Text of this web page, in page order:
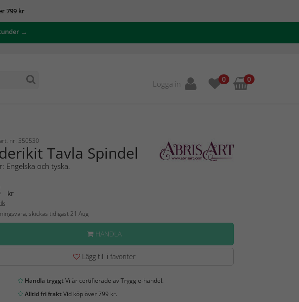
799 kr
→
Logga in 0 0
nr: 350530
Tavla Spindel
Engelska och tyska.
kr
skickas tidigast 21 Aug
HANDLA
Lägg till i favoriter
Handla tryggtVi är certifierade av Trygg e-handel.
Alltid fri fraktVid köp över 799 kr.